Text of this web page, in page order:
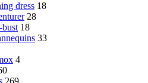
dress 18
28
18
33
4
269